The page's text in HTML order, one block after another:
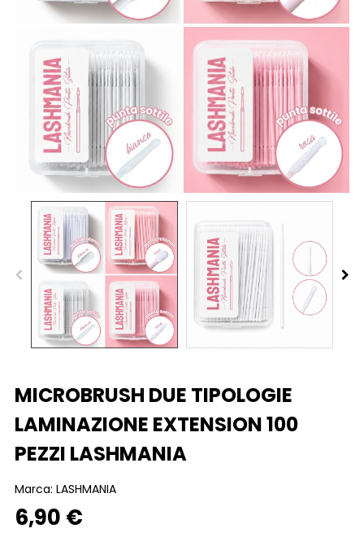
MICROBRUSH DUE TIPOLOGIE
LAMINAZIONE EXTENSION 100
PEZZI LASHMANIA
Marca: LASHMANIA
6,90 €